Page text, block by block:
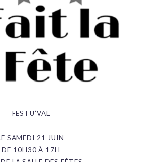
FESTU’VAL
SAMEDI 21 JUIN
DE 10H30 À 17H